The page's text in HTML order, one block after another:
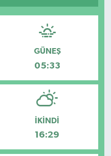
GÜNEŞ
05:33
İKINDI
16:29